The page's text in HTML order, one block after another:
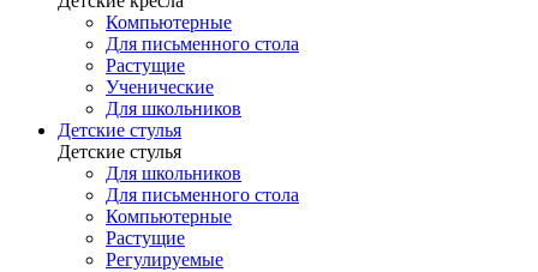
Компьютерные
Для письменного стола
Растущие
Ученические
Для школьников
Детские стулья
Детские стулья
Для школьников
Для письменного стола
Компьютерные
Растущие
Регулируемые